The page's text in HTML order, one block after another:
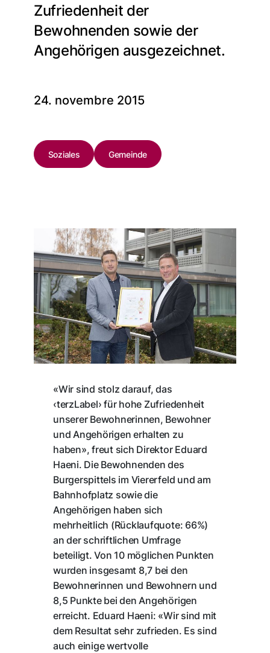
Zufriedenheit der
Bewohnenden sowie der
Angehörigen ausgezeichnet.
24. novembre 2015
Soziales Gemeinde
«Wir sind stolz darauf, das
‹terzLabel› für hohe Zufriedenheit
unserer Bewohnerinnen, Bewohner
und Angehörigen erhalten zu
haben», freut sich Direktor Eduard
Haeni. Die Bewohnenden des
Burgerspittels im Viererfeld und am
Bahnhofplatz sowie die
Angehörigen haben sich
mehrheitlich (Rücklaufquote: 66%)
an der schriftlichen Umfrage
beteiligt. Von 10 möglichen Punkten
wurden insgesamt 8,7 bei den
Bewohnerinnen und Bewohnern und
8,5 Punkte bei den Angehörigen
erreicht. Eduard Haeni: «Wir sind mit
dem Resultat sehr zufrieden. Es sind
auch einige wertvolle